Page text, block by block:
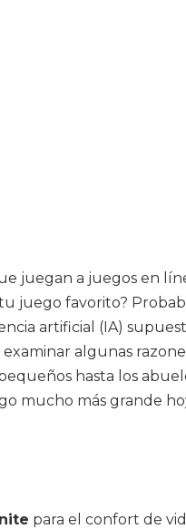
juegan a juegos en
juego favorito?
artificial (IA)
algunas
hasta los
mucho más grande
para el confort de